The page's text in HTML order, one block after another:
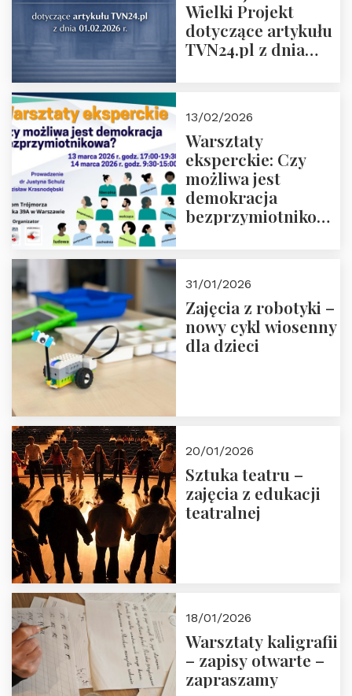
Wielki Projekt
dotyczące artykułu
TVN24.pl z dnia
13/02/2026
Warsztaty
eksperckie: Czy
możliwa jest
demokracja
bezprzymiotnikowa?
31/01/2026
Zajęcia z robotyki –
nowy cykl wiosenny
dla dzieci
20/01/2026
Sztuka teatru –
zajęcia z edukacji
teatralnej
18/01/2026
Warsztaty kaligrafii
– zapisy otwarte –
zapraszamy